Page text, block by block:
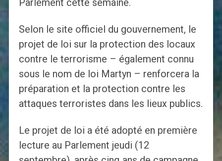
Parlement cette semaine.
Selon le site officiel du gouvernement, le
projet de loi sur la protection des locaux
contre le terrorisme – également connu
sous le nom de loi Martyn – renforcera la
préparation et la protection contre les
attaques terroristes dans les lieux publics.
Le projet de loi a été adopté en première
lecture au Parlement jeudi (12